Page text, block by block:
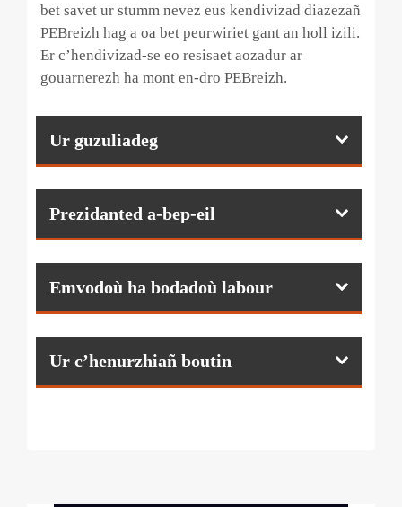
bet savet ur stumm nevez eus kendivizad diazezañ
PEBreizh hag a oa bet peurwiriet gant an holl izili.
Er c’hendivizad-se eo resisaet aozadur ar
gouarnerezh ha mont en-dro PEBreizh.
Ur guzuliadeg
Prezidanted a-bep-eil
Emvodoù ha bodadoù labour
Ur c’henurzhiañ boutin